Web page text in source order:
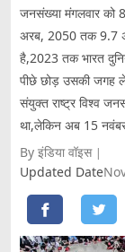
जनसंख्या मंगलवार को
अरब, 2050 तक 9.7
है,2023 तक भारत
पीछे छोड़ उसकी जगह ले
संयुक्त राष्ट्र विश्व
था,लेकिन अब 15
By इंडिया वॉइस
Updated Date